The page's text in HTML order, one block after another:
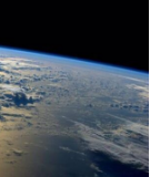
獎金，給普林斯